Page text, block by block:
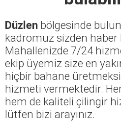
Düzlen bölgesinde
kadromuz sizden haber
Mahallenizde 7/24
ekip üyemiz size en
hiçbir bahane
hizmeti vermektedir.
hem de kaliteli çilingir
lütfen bizi arayınız.